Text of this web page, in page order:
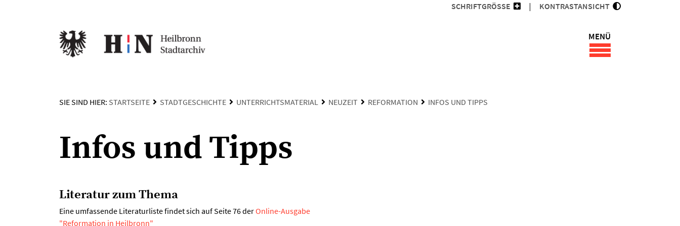
SCHRIFTGRÖSSE KONTRASTANSICHT
MENÜ
SIE SIND HIER: STARTSEITE STADTGESCHICHTE UNTERRICHTSMATERIAL NEUZEIT REFORMATION INFOS UND TIPPS
Infos und Tipps
Literatur zum Thema
Eine umfassende Literaturliste findet sich auf Seite 76 derOnline-Ausgabe
"Reformation in Heilbronn"